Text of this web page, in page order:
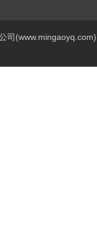
司